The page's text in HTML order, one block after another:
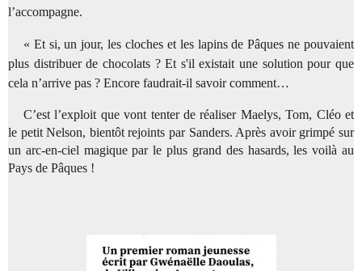
l’accompagne.
« Et si, un jour, les cloches et les lapins de Pâques ne pouvaient
plus distribuer de chocolats ? Et s'il existait une solution pour que
cela n’arrive pas ? Encore faudrait-il savoir comment…
C’est l’exploit que vont tenter de réaliser Maelys, Tom, Cléo et
le petit Nelson, bientôt rejoints par Sanders. Après avoir grimpé sur
un arc-en-ciel magique par le plus grand des hasards, les voilà au
Pays de Pâques !